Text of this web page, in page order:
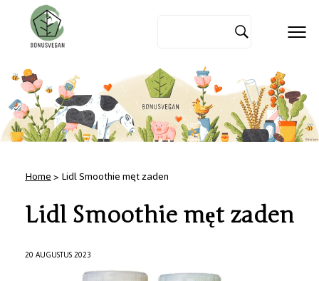
Home> Lidl Smoothie męt zaden
Lidl Smoothie męt zaden
20 AUGUSTUS 2023